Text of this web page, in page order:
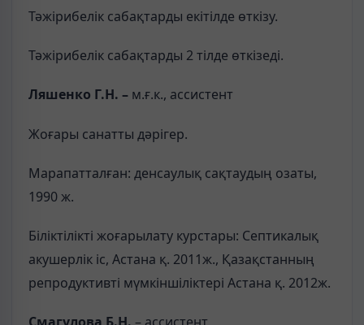
Тәжірибелік сабақтарды екітілде өткізу.
Тәжірибелік сабақтарды 2 тілде өткізеді.
Ляшенко Г.Н. – м.ғ.к., ассистент
Жоғары санатты дәрігер.
Марапатталған: денсаулық сақтаудың озаты,
1990 ж.
Біліктілікті жоғарылату курстары: Септикалық
акушерлік іс, Астана қ. 2011ж., Қазақстанның
репродуктивті мүмкіншіліктері Астана қ. 2012ж.